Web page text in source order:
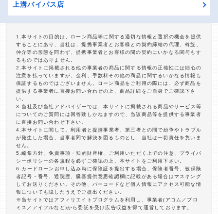
上溝バイパス店
1.本サイトの目的は、ローン商品等に関する適切な情報と選択の機会を提供
することにあり、当社は、提携事業者とお客様との契約締結の代理、斡旋、
仲介等の形態を問わず、提携事業者とお客様の間の契約にいかなる関与もす
るものではありません。
2.本サイトに掲載される他の事業者の商品に関する情報の正確性には細心の
注意を払っていますが、金利、手数料その他の商品に関するいかなる情報も
保証するものではございません。ローン商品をご利用の際には、必ず商品を
提供する事業者に直接お問い合わせの上、商品詳細をご自身でご確認下さ
い。
3.当社及び当社アドバイザーでは、本サイトに掲載される商品やサービス等
についてのご質問には回答致しかねますので、当該商品等を提供する事業者
に直接お問い合わせ下さい。
4.本サイトに関して、利用者と提携事業者、第三者との間で紛争やトラブル
が発生した場合、当事者間で解決を図るものとし、当社は一切責任を負いま
せん。
5.編集方針、免責事項・知的財産権、ご利用いただく上での注意、プライバ
シーポリシーの各規程を必ずご確認の上、本サイトをご利用下さい。
6.カードローンお申し込み時に保険証を提出する場合、保険者番号、被保険
者記号・番号、通院歴、臓器提供意思確認欄に記載がある場合はマスキング
してお送りください。その他、バーコードなど個人情報にアクセス可能な情
報についても隠したうえでご提出ください。
※当サイトではアフィリエイトプログラムを利用し、事業者(アコム／プロ
ミス／アイフルなど)から委託を受け広告収益を得て運営しております。